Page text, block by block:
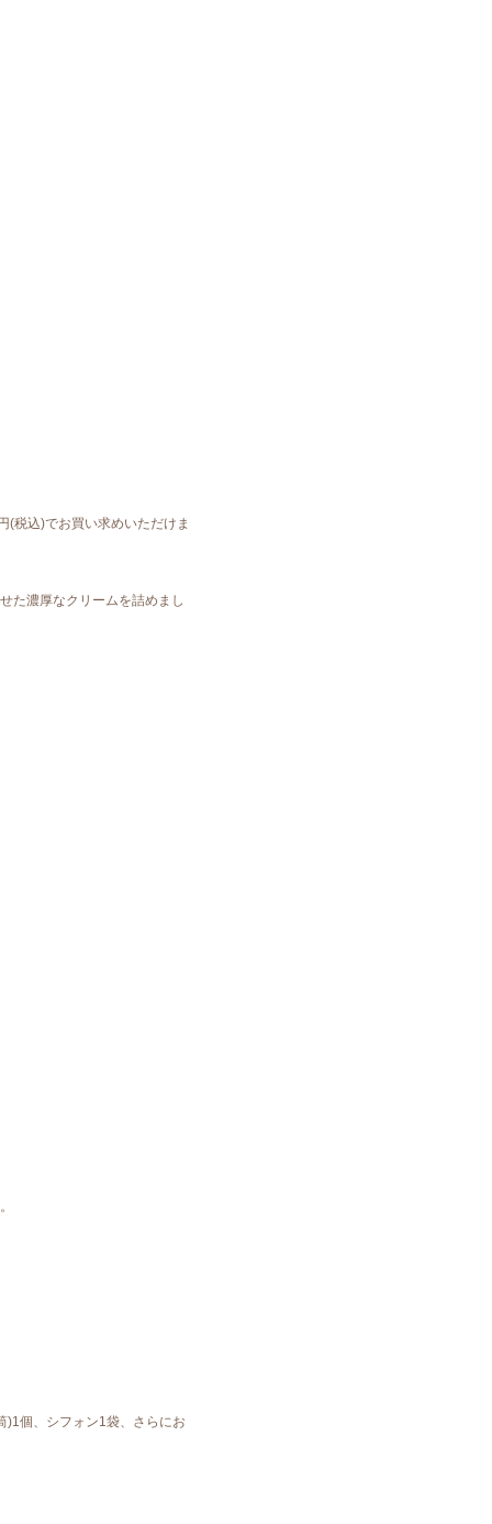
(税込)でお買い求めいただけま
た濃厚なクリームを詰めまし
)1個、シフォン1袋、さらにお